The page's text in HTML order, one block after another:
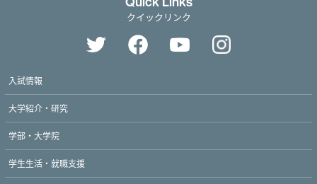
クイックリンク
入試情報
大学紹介・研究
学部・大学院
学生生活・就職支援